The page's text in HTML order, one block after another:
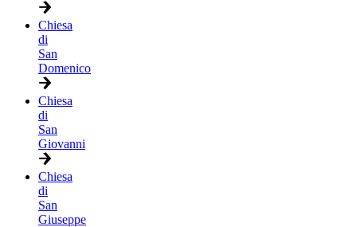
Chiesa
di
San
Domenico
Chiesa
di
San
Giovanni
Chiesa
di
San
Giuseppe